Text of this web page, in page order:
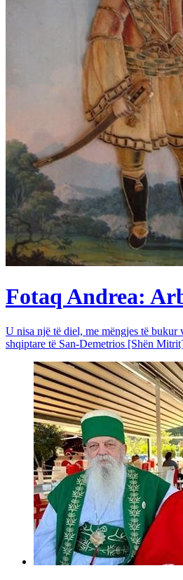
Fotaq Andrea:
U nisa një të diel, me mëngjes të
shqiptare të San-Demetrios [Shën